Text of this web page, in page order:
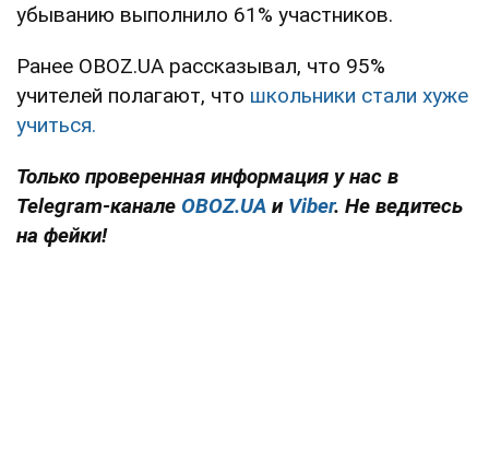
убыванию выполнило 61% участников.
Ранее OBOZ.UA рассказывал, что 95%
учителей полагают, что школьники стали хуже
учиться.
Только проверенная информация у нас в
Telegram-канале OBOZ.UA и Viber. Не ведитесь
на фейки!